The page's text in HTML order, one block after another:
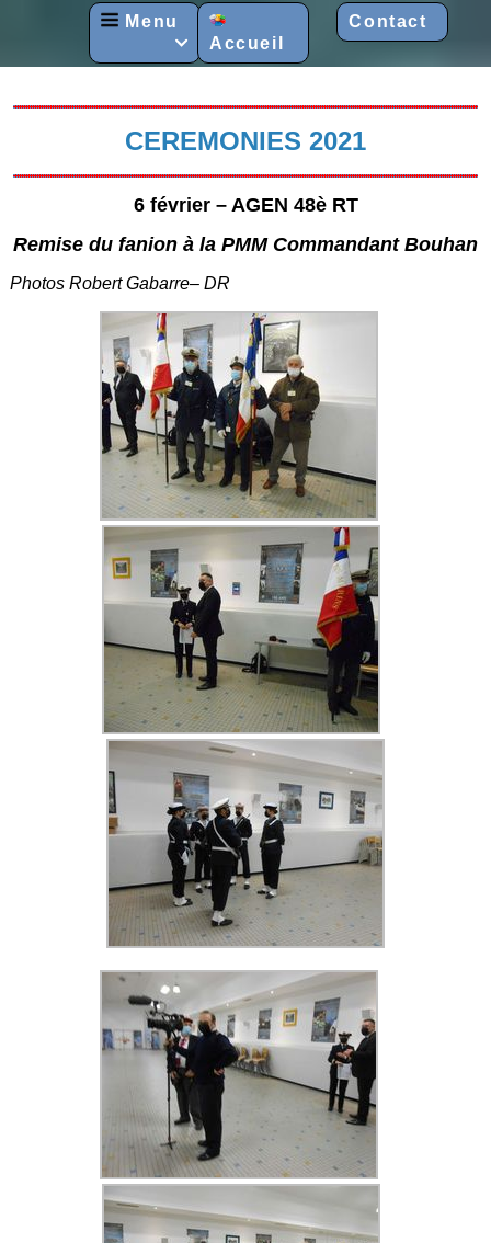
Menu
 Accueil
Contact
CEREMONIES 2021
6 février – AGEN 48è RT
Remise du fanion à la PMM Commandant Bouhan
Photos Robert Gabarre– DR